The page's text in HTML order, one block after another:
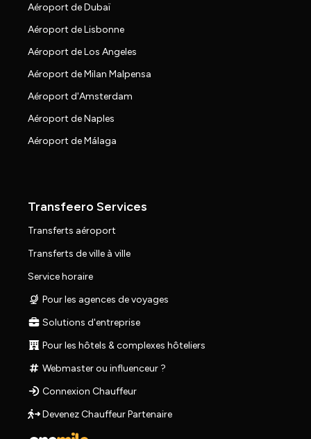
Aéroport de Dubaï
Aéroport de Lisbonne
Aéroport de Los Angeles
Aéroport de Milan Malpensa
Aéroport d'Amsterdam
Aéroport de Naples
Aéroport de Málaga
Transfeero Services
Transferts aéroport
Transferts de ville à ville
Service horaire
Pour les agences de voyages
Solutions d'entreprise
Pour les hôtels & complexes hôteliers
Webmaster ou influenceur ?
Connexion Chauffeur
Devenez Chauffeur Partenaire